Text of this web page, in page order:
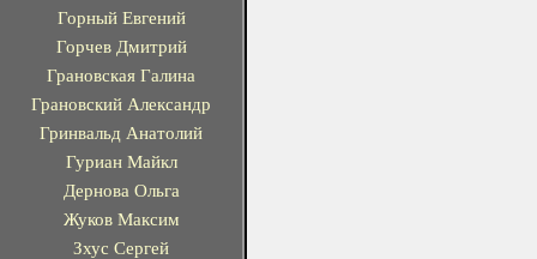
Горный Евгений
Горчев Дмитрий
Грановская Галина
Грановский Александр
Гринвальд Анатолий
Гуриан Майкл
Дернова Ольга
Жуков Максим
Зхус Сергей